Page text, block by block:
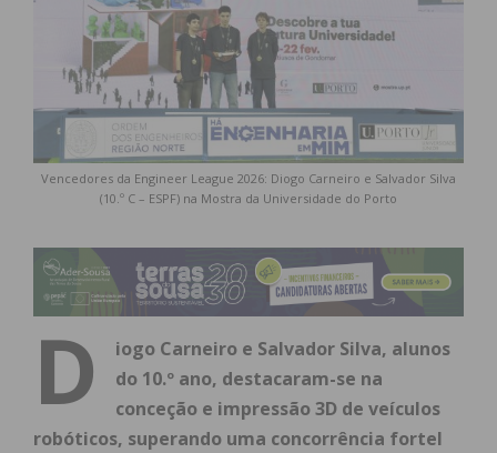
Vencedores da Engineer League 2026: Diogo Carneiro e Salvador Silva
(10.º C – ESPF) na Mostra da Universidade do Porto
D
iogo Carneiro e Salvador Silva, alunos
do 10.º ano, destacaram-se na
conceção e impressão 3D de veículos
robóticos, superando uma concorrência fortel